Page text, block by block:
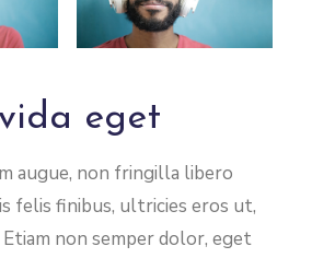
eget
augue, non fringilla libero
felis finibus, ultricies eros ut,
non semper dolor, eget